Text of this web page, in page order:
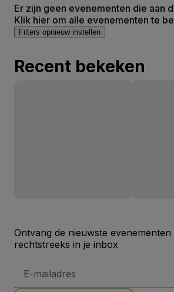
Er zijn geen evenementen die aan
Klik hier om alle evenementen te
Filters opnieuw instellen
Recent bekeken
Ontvang de nieuwste evenementen
rechtstreeks in je inbox
mailadres